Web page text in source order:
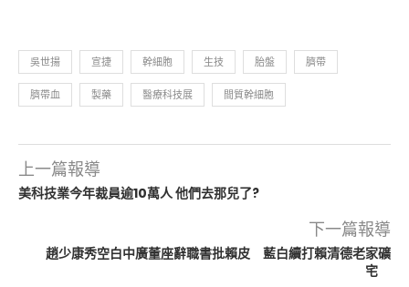
吳世揚 宣捷 幹細胞 生技 胎盤 臍帶
臍帶血 製藥 醫療科技展 間質幹細胞
上一篇報導
美科技業今年裁員逾10萬人 他們去那兒了?
下一篇報導
趙少康秀空白中廣董座辭職書批賴皮 藍白續打賴清德老家礦
宅